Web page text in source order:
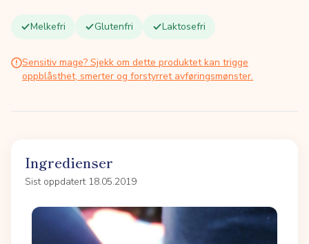
Melkefri Glutenfri Laktosefri
Sensitiv mage? Sjekk om dette produktet kan trigge
oppblåsthet, smerter og forstyrret avføringsmønster.
Ingredienser
Sist oppdatert 18.05.2019